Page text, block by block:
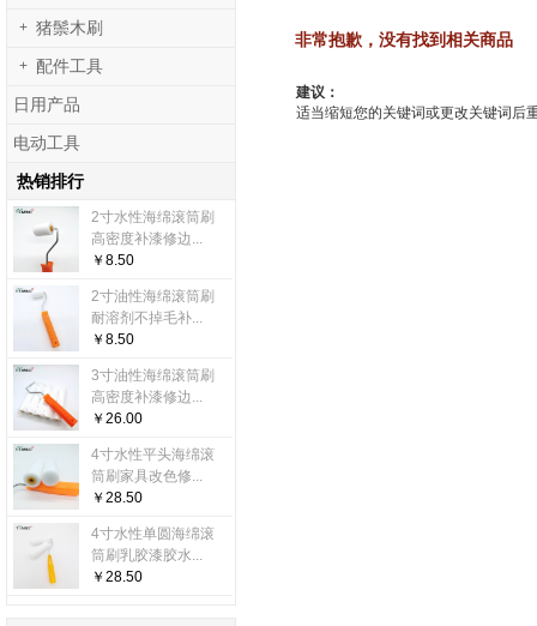
非常抱歉，没有找到相关商品
建议：
适当缩短您的关键词或更改关键词后
+ 猪鬃木刷
+ 配件工具
日用产品
电动工具
热销排行
2寸水性海绵滚筒刷
高密度补漆修边...
￥8.50
2寸油性海绵滚筒刷
耐溶剂不掉毛补...
￥8.50
3寸油性海绵滚筒刷
高密度补漆修边...
￥26.00
4寸水性平头海绵滚
筒刷家具改色修...
￥28.50
4寸水性单圆海绵滚
筒刷乳胶漆胶水...
￥28.50